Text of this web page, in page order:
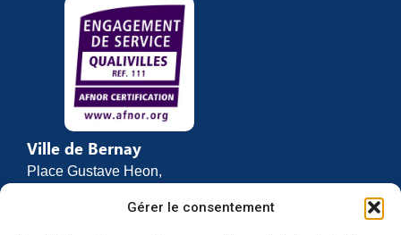
Gérer le consentement
Ville de Bernay
Place Gustave Heon,
27307 BERNAY